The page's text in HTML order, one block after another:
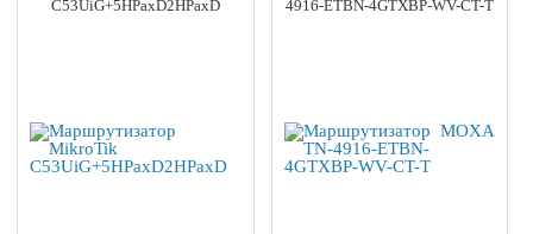
C53UiG+5HPaxD2HPaxD 4916-ETBN-4GTXBP-WV-CT-T